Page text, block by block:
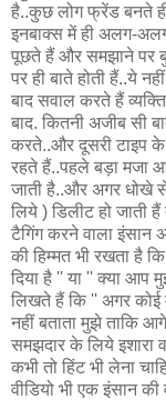
है..कुछ लोग फ्रेंड बनते
इनबाक्स में ही अलग-
पूछते हैं और समझाने पर
पर ही बाते होती हैं..ये
बाद सवाल करते हैं
बाद. कितनी अजीब सी
करते..और दूसरी टाइप के
रहते हैं..पहले बड़ा मजा
जाती है..और अगर धोखे
लिये ) डिलीट हो जाती
टैगिंग करने वाला इंसान
की हिम्मत भी रखता है
दिया है '' या '' क्या आप
लिखते हैं कि '' अगर कोई
नहीं बताता मुझे ताकि
समझदार के लिये इशारा
कभी तो हिंट भी लेना
वीडियो भी एक इंसान